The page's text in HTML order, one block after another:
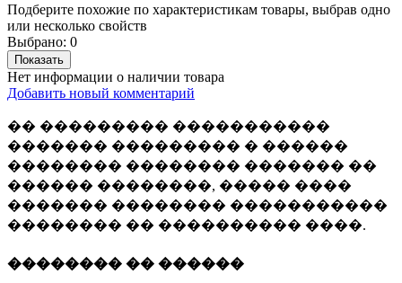
Подберите похожие по характеристикам товары, выбрав одно
или несколько свойств
Выбрано: 0
Показать
Нет информации о наличии товара
Добавить новый комментарий
�� ��������� �����������
������� ��������� � ������
�������� �������� ������� ��
������ ��������, ����� ����
������� �������� �����������
�������� �� ���������� ����.
�������� �� ������